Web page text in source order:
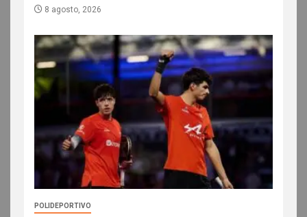
8 agosto, 2026
POLIDEPORTIVO